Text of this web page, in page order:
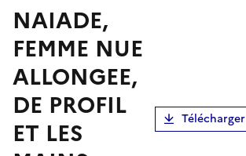
NAIADE,
FEMME NUE
ALLONGEE,
DE PROFIL
ET LES
Télécharger